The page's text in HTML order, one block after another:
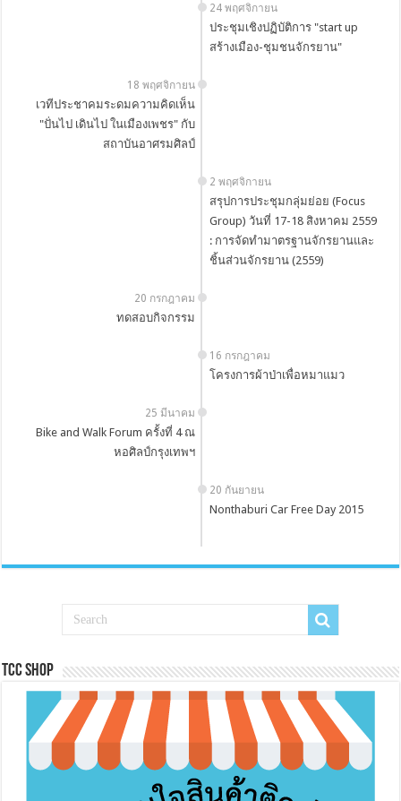
24 พฤศจิกายน
ประชุมเชิงปฏิบัติการ "start up
สร้างเมือง-ชุมชนจักรยาน"
18 พฤศจิกายน
เวทีประชาคมระดมความคิดเห็น
"ปั่นไป เดินไป ในเมืองเพชร" กับ
สถาบันอาศรมศิลป์
2 พฤศจิกายน
สรุปการประชุมกลุ่มย่อย (Focus
Group) วันที่ 17-18 สิงหาคม 2559
: การจัดทำมาตรฐานจักรยานและ
ชิ้นส่วนจักรยาน (2559)
20 กรกฎาคม
ทดสอบกิจกรรม
16 กรกฎาคม
โครงการผ้าป่าเพื่อหมาแมว
25 มีนาคม
Bike and Walk Forum ครั้งที่ 4 ณ
หอศิลป์กรุงเทพฯ
20 กันยายน
Nonthaburi Car Free Day 2015
Tcc Shop